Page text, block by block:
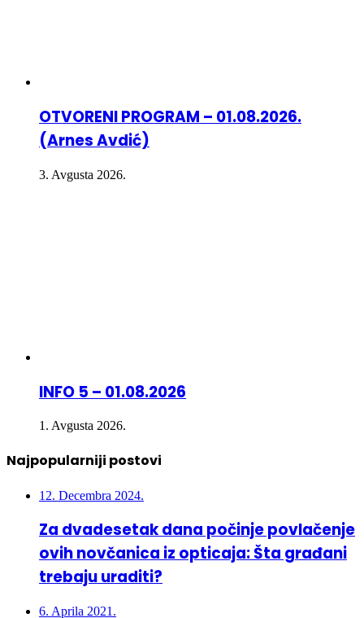
OTVORENI PROGRAM – 01.08.2026.
(Arnes Avdić)
3. Avgusta 2026.
INFO 5 – 01.08.2026
1. Avgusta 2026.
Najpopularniji postovi
12. Decembra 2024.
Za dvadesetak dana počinje povlačenje
ovih novčanica iz opticaja: Šta građani
trebaju uraditi?
6. Aprila 2021.